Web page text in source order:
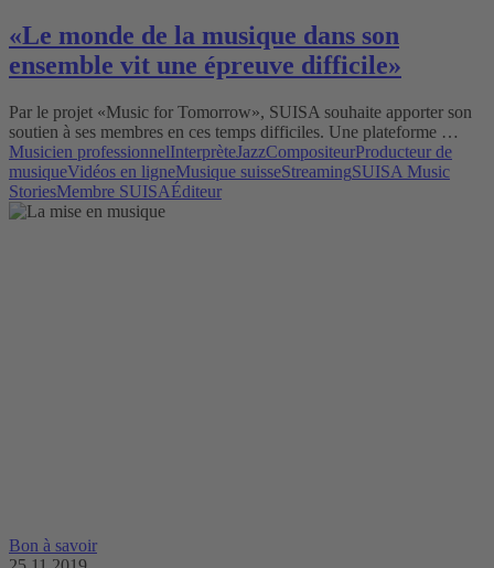
«Le monde de la musique dans son
ensemble vit une épreuve difficile»
Par le projet «Music for Tomorrow», SUISA souhaite apporter son
soutien à ses membres en ces temps difficiles. Une plateforme …
Musicien professionnelInterprèteJazzCompositeurProducteur de
musiqueVidéos en ligneMusique suisseStreamingSUISA Music
StoriesMembre SUISAÉditeur
Bon à savoir